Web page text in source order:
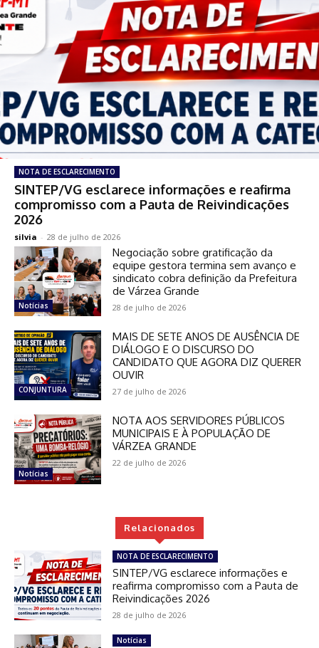
NOTA DE ESCLARECIMENTO
SINTEP/VG esclarece informações e reafirma
compromisso com a Pauta de Reivindicações
2026
silvia - 28 de julho de 2026
Notícias
Negociação sobre gratificação da
equipe gestora termina sem avanço e
sindicato cobra definição da Prefeitura
de Várzea Grande
28 de julho de 2026
CONJUNTURA
MAIS DE SETE ANOS DE AUSÊNCIA DE
DIÁLOGO E O DISCURSO DO
CANDIDATO QUE AGORA DIZ QUERER
OUVIR
27 de julho de 2026
Notícias
NOTA AOS SERVIDORES PÚBLICOS
MUNICIPAIS E À POPULAÇÃO DE
VÁRZEA GRANDE
22 de julho de 2026
Relacionados
NOTA DE ESCLARECIMENTO
SINTEP/VG esclarece informações e
reafirma compromisso com a Pauta de
Reivindicações 2026
28 de julho de 2026
Notícias